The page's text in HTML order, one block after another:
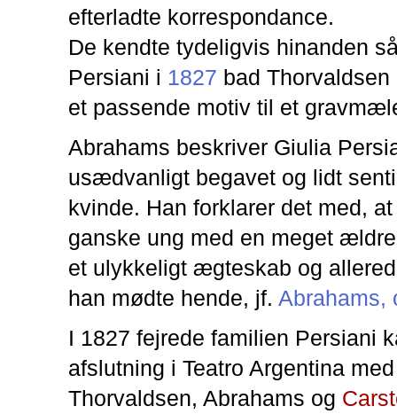
efterladte korrespondance.
De kendte tydeligvis hinanden
Persiani i 1827 bad
et passende motiv til et
Abrahams beskriver Giulia
usædvanligt begavet og lidt
kvinde. Han forklarer det med,
ganske ung med en meget
et ulykkeligt ægteskab og
han mødte hende, jf. Abrahams,
I 1827 fejrede familien Persiani
afslutning i Teatro Argentina
Thorvaldsen, Abrahams og